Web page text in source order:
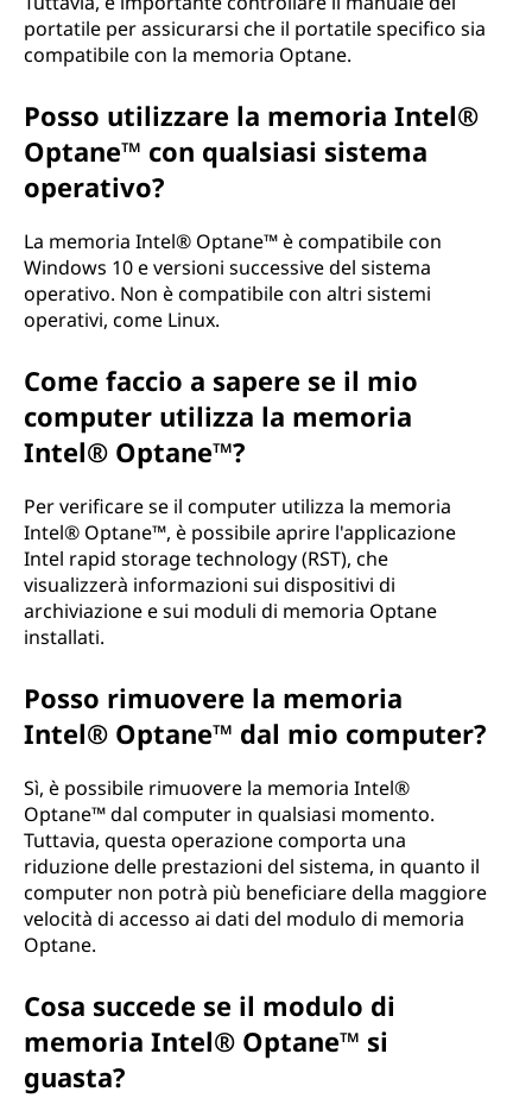
portatile per assicurarsi che il portatile specifico sia
compatibile con la memoria Optane.
Posso utilizzare la memoria Intel®
Optane™ con qualsiasi sistema
operativo?
La memoria Intel® Optane™ è compatibile con
Windows 10 e versioni successive del sistema
operativo. Non è compatibile con altri sistemi
operativi, come Linux.
Come faccio a sapere se il mio
computer utilizza la memoria
Intel® Optane™?
Per verificare se il computer utilizza la memoria
Intel® Optane™, è possibile aprire l'applicazione
Intel rapid storage technology (RST), che
visualizzerà informazioni sui dispositivi di
archiviazione e sui moduli di memoria Optane
installati.
Posso rimuovere la memoria
Intel® Optane™ dal mio computer?
Sì, è possibile rimuovere la memoria Intel®
Optane™ dal computer in qualsiasi momento.
Tuttavia, questa operazione comporta una
riduzione delle prestazioni del sistema, in quanto il
computer non potrà più beneficiare della maggiore
velocità di accesso ai dati del modulo di memoria
Optane.
Cosa succede se il modulo di
memoria Intel® Optane™ si
guasta?